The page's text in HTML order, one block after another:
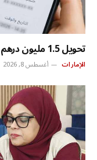
تحويل 1.5 مليون درهم بالخطأ إلى حساب زوجة المدير
الإمارات أغسطس 8, 2026